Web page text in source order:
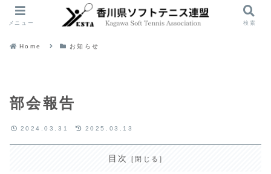
Home お知らせ
部会報告
2024.03.31 2025.03.13
目次
メニュー 検索